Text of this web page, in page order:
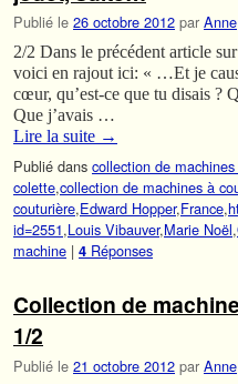
Publié le 26 octobre 2012 par Anne
2/2 Dans le précédent article
voici en rajout ici: « …Et je
cœur, qu’est-ce que tu disais ?
Que j’avais …
Lire la suite →
Publié dans collection de
colette,collection de machines à
couturière,Edward Hopper,France,
id=2551,Louis Vibauver,Marie Noël,
machine | 4 Réponses
Collection de
1/2
Publié le 21 octobre 2012 par Anne